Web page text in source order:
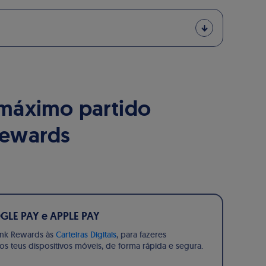
partido
PAY e APPLE PAY
Rewards às Carteiras Digitais, para fazeres
teus dispositivos móveis, de forma rápida e segura.